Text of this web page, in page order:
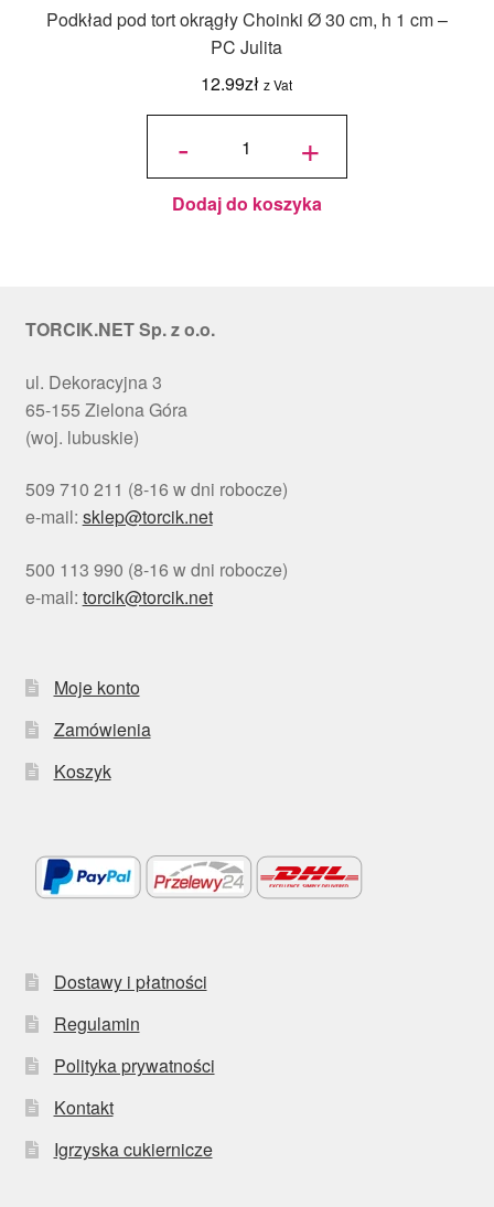
Podkład pod tort okrągły Choinki Ø 30 cm, h 1 cm –
PC Julita
12.99zł z Vat
-
ilość
okrągły
Choinki
Ø 30
cm, h 1
cm - PC
+
Dodaj do koszyka
TORCIK.NET Sp. z o.o.
ul. Dekoracyjna 3
65-155 Zielona Góra
(woj. lubuskie)
509 710 211 (8-16 w dni robocze)
e-mail: sklep@torcik.net
500 113 990 (8-16 w dni robocze)
e-mail: torcik@torcik.net
Moje konto
Zamówienia
Koszyk
Dostawy i płatności
Regulamin
Polityka prywatności
Kontakt
Igrzyska cukiernicze